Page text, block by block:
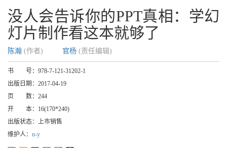
没人会告诉你的PPT真相：学幻
灯片制作看这本就够了
陈瀚 (作者) 官杨 (责任编辑)
书 号： 978-7-121-31202-1
出版日期： 2017-04-19
页 数： 244
开 本： 16(170*240)
出版状态： 上市销售
维护人： n-y